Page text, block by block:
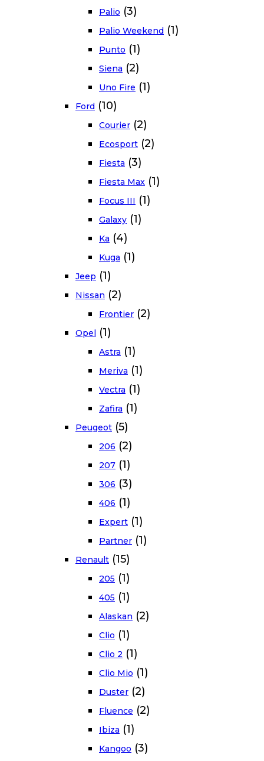
Palio (3)
Palio Weekend (1)
Punto (1)
Siena (2)
Uno Fire (1)
Ford (10)
Courier (2)
Ecosport (2)
Fiesta (3)
Fiesta Max (1)
Focus III (1)
Galaxy (1)
Ka (4)
Kuga (1)
Jeep (1)
Nissan (2)
Frontier (2)
Opel (1)
Astra (1)
Meriva (1)
Vectra (1)
Zafira (1)
Peugeot (5)
206 (2)
207 (1)
306 (3)
406 (1)
Expert (1)
Partner (1)
Renault (15)
205 (1)
405 (1)
Alaskan (2)
Clio (1)
Clio 2 (1)
Clio Mio (1)
Duster (2)
Fluence (2)
Ibiza (1)
Kangoo (3)